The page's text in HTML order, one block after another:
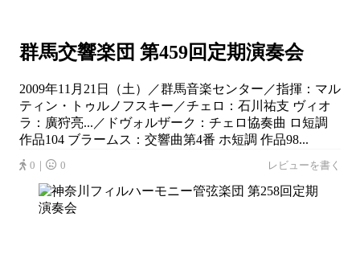
群馬交響楽団 第459回定期演奏会
2009年11月21日（土）／群馬音楽センター／指揮：マル
ティン・トゥルノフスキー／チェロ：石川祐支 ヴィオ
ラ：廣狩亮...／ドヴォルザーク：チェロ協奏曲 ロ短調
作品104 ブラームス：交響曲第4番 ホ短調 作品98...
0｜ 0 レビューを書く